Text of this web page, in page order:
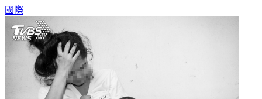
國際